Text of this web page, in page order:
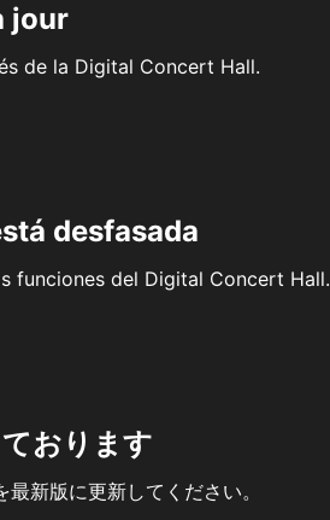
jour
de la Digital Concert Hall.
desfasada
funciones del Digital Concert Hall.
おります
新版に更新してください。